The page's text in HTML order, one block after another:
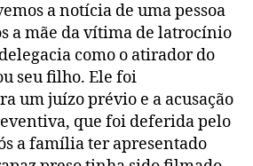
a notícia de uma pessoa
a mãe da vítima de latrocínio
como o atirador do
seu filho. Ele foi
um juízo prévio e a acusação
que foi deferida pelo
a família ter apresentado